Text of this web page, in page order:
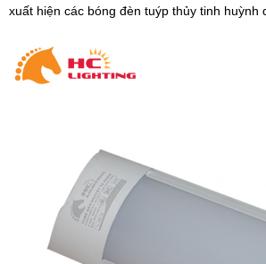
xuất hiện các bóng đèn tuýp thủy tinh huỳnh